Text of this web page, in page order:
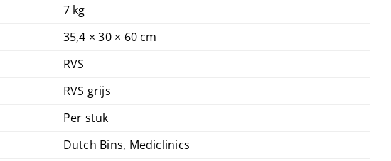
7 kg
35,4 × 30 × 60 cm
RVS
RVS grijs
Per stuk
Dutch Bins, Mediclinics